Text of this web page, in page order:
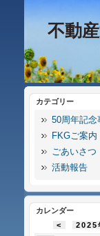
不動
カテゴリー
50周年記念
FKGご案内
ごあいさつ
活動報告
カレンダー
<
2025